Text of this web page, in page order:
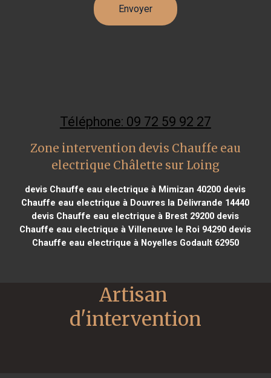
Téléphone: 09 72 59 92 27
Zone intervention devis Chauffe eau
electrique Châlette sur Loing
devis Chauffe eau electrique à Mimizan 40200 devis
Chauffe eau electrique à Douvres la Délivrande 14440
devis Chauffe eau electrique à Brest 29200 devis
Chauffe eau electrique à Villeneuve le Roi 94290 devis
Chauffe eau electrique à Noyelles Godault 62950
Artisan
d'intervention